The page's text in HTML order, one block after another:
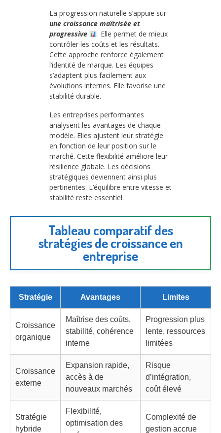
La progression naturelle s’appuie sur
une croissance maîtrisée et
progressive
. Elle permet de mieux
contrôler les coûts et les résultats.
Cette approche renforce également
l’identité de marque. Les équipes
s’adaptent plus facilement aux
évolutions internes. Elle favorise une
stabilité durable.
Les entreprises performantes
analysent les avantages de chaque
modèle. Elles ajustent leur stratégie
en fonction de leur position sur le
marché. Cette flexibilité améliore leur
résilience globale. Les décisions
stratégiques deviennent ainsi plus
pertinentes. L’équilibre entre vitesse et
stabilité reste essentiel.
Tableau comparatif des
stratégies de croissance en
entreprise
Stratégie Avantages Limites
Croissance
organique
Maîtrise des coûts,
stabilité, cohérence
interne
Progression plus
lente, ressources
limitées
Croissance
externe
Expansion rapide,
accès à de
nouveaux marchés
Risque
d’intégration,
coût élevé
Stratégie
hybride
Flexibilité,
optimisation des
Complexité de
gestion accrue